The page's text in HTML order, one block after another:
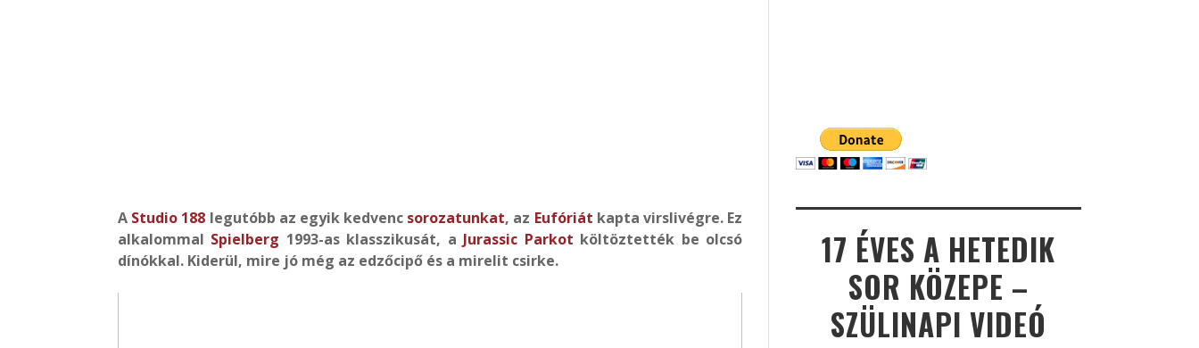
A Studio 188 legutóbb az egyik kedvenc sorozatunkat, az Eufóriát kapta virslivégre. Ez
alkalommal Spielberg 1993-as klasszikusát, a Jurassic Parkot költöztették be olcsó
dínókkal. Kiderül, mire jó még az edzőcipő és a mirelit csirke.
17 ÉVES A HETEDIK
SOR KÖZEPE –
SZÜLINAPI VIDEÓ